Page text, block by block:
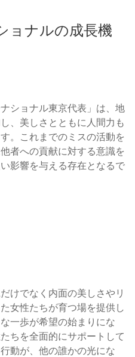
ョナルの成長機
ショナル東京代表」は、地
、美しさとともに人間力も
。これまでのミスの活動を
者への貢献に対する意識を
影響を与える存在となるで
けでなく内面の美しさやリ
女性たちが育つ場を提供し
一歩が希望の始まりにな
ちを全面的にサポートして
動が、他の誰かの光にな